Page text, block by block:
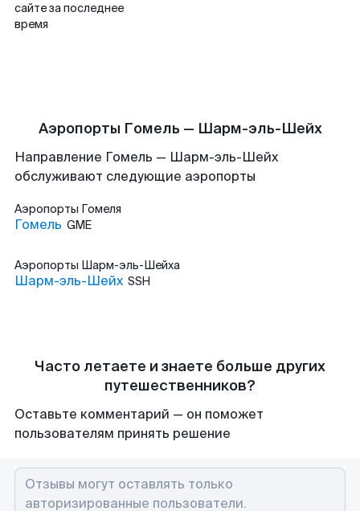
сайте за последнее
время
Аэропорты Гомель — Шарм-эль-Шейх
Направление Гомель — Шарм-эль-Шейх
обслуживают следующие аэропорты
Аэропорты Гомеля
Гомель GME
Аэропорты Шарм-эль-Шейха
Шарм-эль-Шейх SSH
Часто летаете и знаете больше других
путешественников?
Оставьте комментарий — он поможет
пользователям принять решение